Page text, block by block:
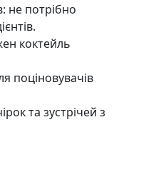
не потрібно
коктейль
поціновувачів
та зустрічей з